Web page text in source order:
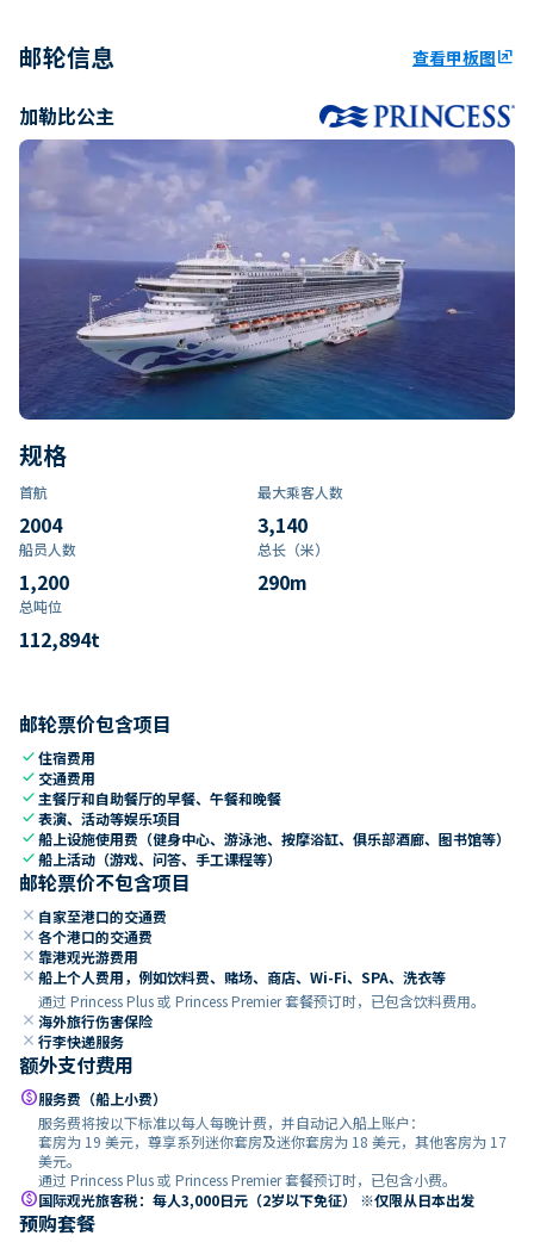
邮轮信息 查看甲板图ungroup
加勒比公主
规格
首航
2004
最大乘客人数
3,140
船员人数
1,200
总长（米）
290m
总吨位
112,894t
邮轮票价包含项目
check住宿费用
check 交通费用
check 主餐厅和自助餐厅的早餐、午餐和晚餐
check表演、活动等娱乐项目
check船上设施使用费（健身中心、游泳池、按摩浴缸、俱乐部酒廊、图书馆等）
check船上活动（游戏、问答、手工课程等）
邮轮票价不包含项目
close 自家至港口的交通费
close 各个港口的交通费
close 靠港观光游费用
close 船上个人费用，例如饮料费、赌场、商店、Wi-Fi、SPA、洗衣等
通过 Princess Plus 或 Princess Premier 套餐预订时，已包含饮料费用。
close 海外旅行伤害保险
close 行李快递服务
额外支付费用
paid服务费（船上小费）
服务费将按以下标准以每人每晚计费，并自动记入船上账户：
套房为 19 美元，尊享系列迷你套房及迷你套房为 18 美元，其他客房为 17
美元。
通过 Princess Plus 或 Princess Premier 套餐预订时，已包含小费。
paid国际观光旅客税：每人3,000日元（2岁以下免征） ※仅限从日本出发
预购套餐